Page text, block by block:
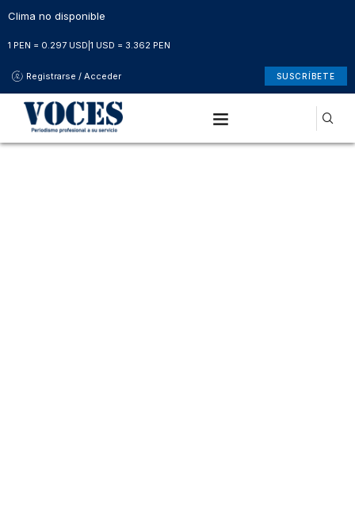
Clima no disponible
1 PEN = 0.297 USD 1 USD = 3.362 PEN
Registrarse / Acceder SUSCRÍBETE